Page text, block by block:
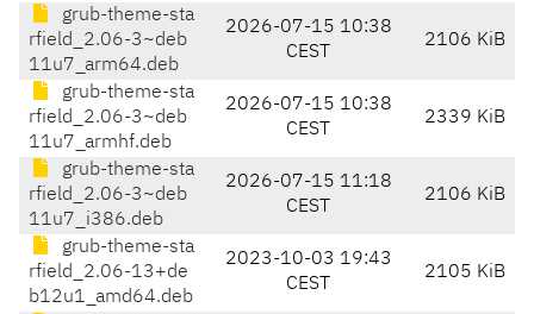
grub-theme-sta
rfield_2.06-3~deb
11u7_arm64.deb
2026-07-15 10:38
CEST
2106 KiB
grub-theme-sta
rfield_2.06-3~deb
11u7_armhf.deb
2026-07-15 10:38
CEST
2339 KiB
grub-theme-sta
rfield_2.06-3~deb
11u7_i386.deb
2026-07-15 11:18
CEST
2106 KiB
grub-theme-sta
rfield_2.06-13+de
b12u1_amd64.deb
2023-10-03 19:43
CEST
2105 KiB